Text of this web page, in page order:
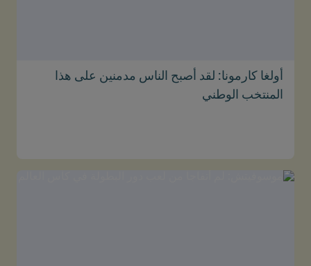
أولغا كارمونا: لقد أصبح الناس مدمنين على هذا
المنتخب الوطني